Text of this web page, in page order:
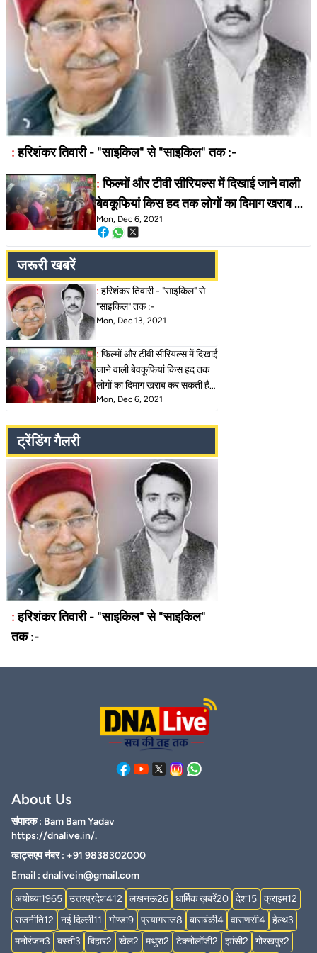
:हरिशंकर तिवारी - "साइकिल" से "साइकिल" तक :-
:फिल्मों और टीवी सीरियल्स में दिखाई जाने वाली
बेवकूफियां किस हद तक लोगों का दिमाग खराब कर
सकती है…
Mon, Dec 6, 2021
जरूरी खबरें
: हरिशंकर तिवारी - "साइकिल" से
"साइकिल" तक :-
Mon, Dec 13, 2021
: फिल्मों और टीवी सीरियल्स में दिखाई
जाने वाली बेवकूफियां किस हद तक
लोगों का दिमाग खराब कर सकती है…
Mon, Dec 6, 2021
ट्रेंडिंग गैलरी
:हरिशंकर तिवारी - "साइकिल" से "साइकिल"
तक :-
About Us
संपादक : Bam Bam Yadav
https://dnalive.in/.
व्हाट्सएप नंबर : +91 9838302000
Email : dnalivein@gmail.com
अयोध्या1965 उत्तरप्रदेश412 लखनऊ26 धार्मिक ख़बरें20 देश15 क्राइम12
राजनीति12 नई दिल्ली11 गोण्डा9 प्रयागराज8 बाराबंकी4 वाराणसी4 हेल्थ3
मनोरंजन3 बस्ती3 बिहार2 खेल2 मथुरा2 टेक्नोलॉजी2 झांसी2 गोरखपुर2